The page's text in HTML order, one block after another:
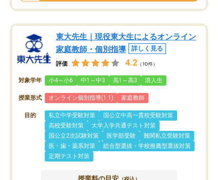
東大先生｜現役東大生によるオンライン
家庭教師・個別指導
詳しく見る
評価 4.2 （10件）
対象学年 小4～小6 中1～中3 高1～高3 浪人生
授業形式 オンライン個別指導(1:1) 家庭教師
目的 私立中学受験対策
国公立中高一貫校受験対策
高校受験対策
大学入学共通テスト対策
国公立2次試験対策
医学部受験
難関私立受験対策
医・歯・薬系対策
総合型選抜・学校推薦型選抜対策
定期テスト対策
授業料の目安